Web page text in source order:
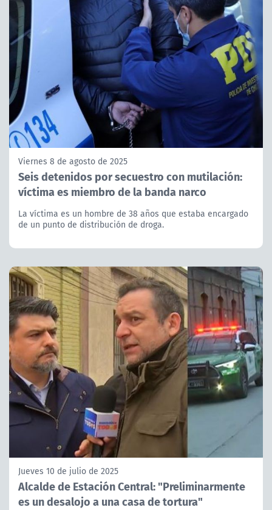
Viernes 8 de agosto de 2025
Seis detenidos por secuestro con mutilación:
víctima es miembro de la banda narco
La víctima es un hombre de 38 años que estaba encargado
de un punto de distribución de droga.
Jueves 10 de julio de 2025
Alcalde de Estación Central: "Preliminarmente
es un desalojo a una casa de tortura"